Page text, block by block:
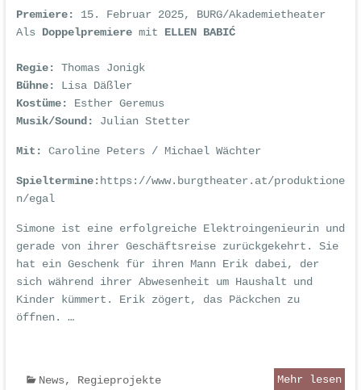
Premiere:
15. Februar 2025, BURG/Akademietheater
Als Doppelpremieremit ELLEN BABIĆ
Regie:
Thomas Jonigk
Bühne:
Lisa Däßler
Kostüme: Esther Geremus
Musik/Sound: Julian Stetter
Mit: Caroline Peters / Michael Wächter
Spieltermine: https://www.burgtheater.at/produktione
n/egal
Simone ist eine erfolgreiche Elektroingenieurin und
gerade von ihrer Geschäftsreise zurückgekehrt. Sie
hat ein Geschenk für ihren Mann Erik dabei, der
sich während ihrer Abwesenheit um Haushalt und
Kinder kümmert. Erik zögert, das Päckchen zu
öffnen. …
News, Regieprojekte Mehr lesen